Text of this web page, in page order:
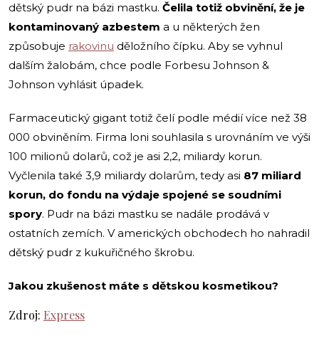
dětský pudr na bázi mastku. Čelila totiž obvinění, že je
kontaminovaný azbestem a u některých žen
způsobuje rakovinu děložního čípku. Aby se vyhnul
dalším žalobám, chce podle Forbesu Johnson &
Johnson vyhlásit úpadek.
Farmaceutický gigant totiž čelí podle médií více než 38
000 obviněním. Firma loni souhlasila s urovnáním ve výši
100 milionů dolarů, což je asi 2,2, miliardy korun.
Vyčlenila také 3,9 miliardy dolarům, tedy asi 87 miliard
korun, do fondu na výdaje spojené se soudními
spory. Pudr na bázi mastku se nadále prodává v
ostatních zemích. V amerických obchodech ho nahradil
dětský pudr z kukuřičného škrobu.
Jakou zkušenost máte s dětskou kosmetikou?
Zdroj: Express